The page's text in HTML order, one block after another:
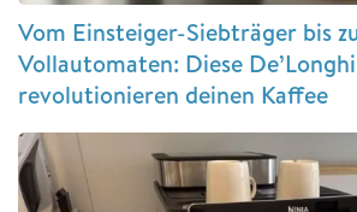
Vom Einsteiger-Siebträger bis
Vollautomaten: Diese De’Longhi
revolutionieren deinen Kaffee